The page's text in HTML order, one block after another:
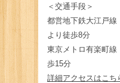
＜交通手段＞
都営地下鉄大江戸線
より徒歩8分
東京メトロ有楽町線
歩15分
詳細アクセスはこち